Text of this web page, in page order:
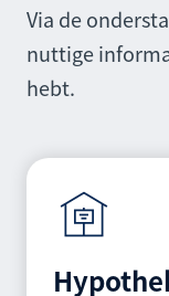
Via de
nuttige
hebt.